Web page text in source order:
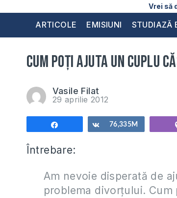
Vrei să
ARTICOLE EMISIUNI STUDIAZĂ
Cum poți ajuta un cuplu
Vasile Filat
29 aprilie 2012
Share
76,335M
Întrebare:
Am nevoie disperată de
problema divorțului.